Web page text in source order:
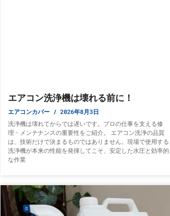
エアコン洗浄機は壊れる前に！
エアコンカバー 2026年8月3日
洗浄機は壊れてからでは遅いです。プロの仕事を支える修
理・メンテナンスの重要性をご紹介。 エアコン洗浄の品質
は、技術だけで決まるものではありません。現場で使用する
洗浄機が本来の性能を発揮してこそ、安定した水圧と効率的
な作業